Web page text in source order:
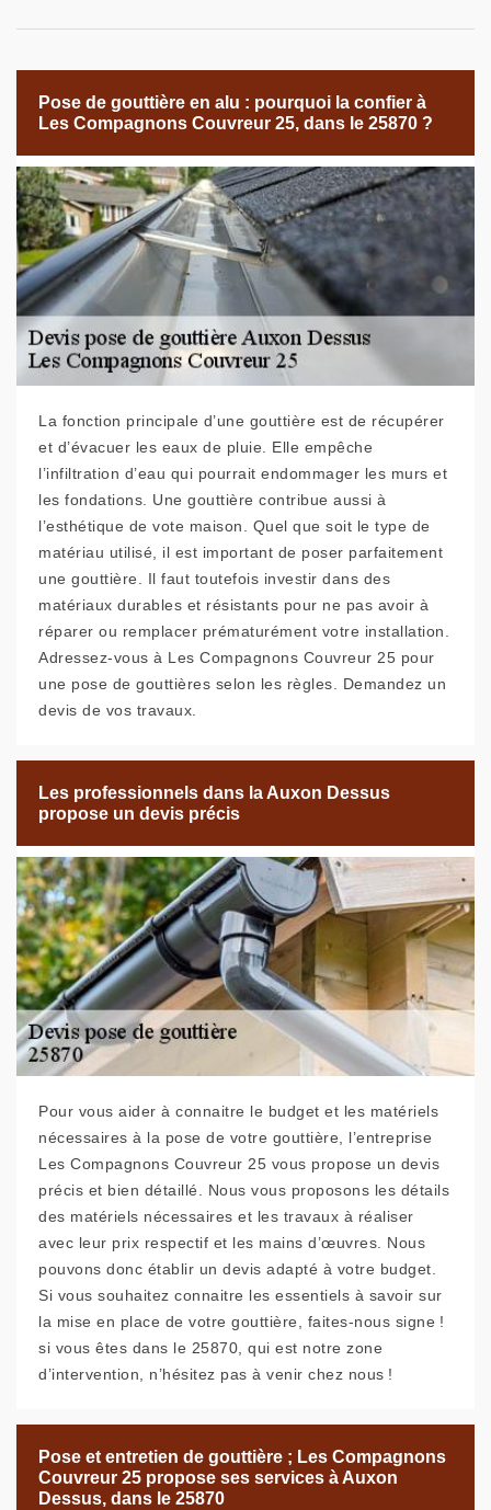
Pose de gouttière en alu : pourquoi la confier à
Les Compagnons Couvreur 25, dans le 25870 ?
La fonction principale d’une gouttière est de récupérer
et d’évacuer les eaux de pluie. Elle empêche
l’infiltration d’eau qui pourrait endommager les murs et
les fondations. Une gouttière contribue aussi à
l’esthétique de vote maison. Quel que soit le type de
matériau utilisé, il est important de poser parfaitement
une gouttière. Il faut toutefois investir dans des
matériaux durables et résistants pour ne pas avoir à
réparer ou remplacer prématurément votre installation.
Adressez-vous à Les Compagnons Couvreur 25 pour
une pose de gouttières selon les règles. Demandez un
devis de vos travaux.
Les professionnels dans la Auxon Dessus
propose un devis précis
Pour vous aider à connaitre le budget et les matériels
nécessaires à la pose de votre gouttière, l’entreprise
Les Compagnons Couvreur 25 vous propose un devis
précis et bien détaillé. Nous vous proposons les détails
des matériels nécessaires et les travaux à réaliser
avec leur prix respectif et les mains d’œuvres. Nous
pouvons donc établir un devis adapté à votre budget.
Si vous souhaitez connaitre les essentiels à savoir sur
la mise en place de votre gouttière, faites-nous signe !
si vous êtes dans le 25870, qui est notre zone
d’intervention, n’hésitez pas à venir chez nous !
Pose et entretien de gouttière ; Les Compagnons
Couvreur 25 propose ses services à Auxon
Dessus, dans le 25870